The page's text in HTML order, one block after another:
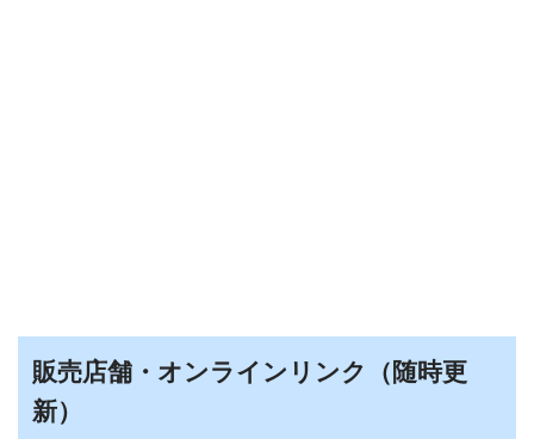
販売店舗・オンラインリンク（随時更
新）